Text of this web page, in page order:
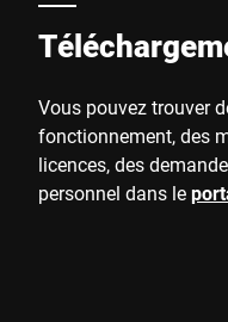
Vous pouvez trouver
fonctionnement, des
licences, des
personnel dans le